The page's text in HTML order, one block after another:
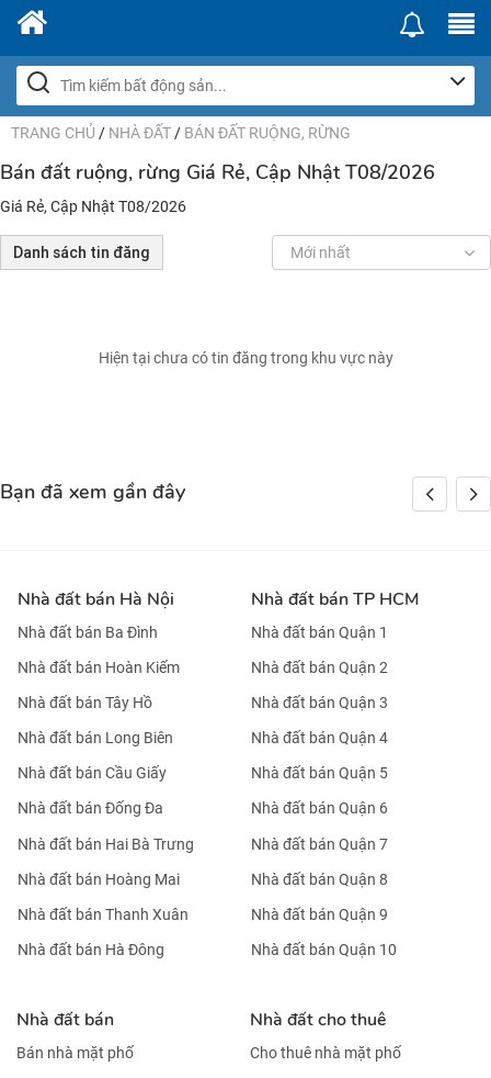
TRANG CHỦ / NHÀ ĐẤT / BÁN ĐẤT RUỘNG, RỪNG
Bán đất ruộng, rừng Giá Rẻ, Cập Nhật T08/2026
Giá Rẻ, Cập Nhật T08/2026
Danh sách tin đăng Mới nhất
Hiện tại chưa có tin đăng trong khu vực này
Bạn đã xem gần đây
Nhà đất bán Hà Nội
Nhà đất bán Ba Đình
Nhà đất bán Hoàn Kiếm
Nhà đất bán Tây Hồ
Nhà đất bán Long Biên
Nhà đất bán Cầu Giấy
Nhà đất bán Đống Đa
Nhà đất bán Hai Bà Trưng
Nhà đất bán Hoàng Mai
Nhà đất bán Thanh Xuân
Nhà đất bán Hà Đông
Nhà đất bán TP HCM
Nhà đất bán Quận 1
Nhà đất bán Quận 2
Nhà đất bán Quận 3
Nhà đất bán Quận 4
Nhà đất bán Quận 5
Nhà đất bán Quận 6
Nhà đất bán Quận 7
Nhà đất bán Quận 8
Nhà đất bán Quận 9
Nhà đất bán Quận 10
Nhà đất bán
Bán nhà mặt phố
Nhà đất cho thuê
Cho thuê nhà mặt phố